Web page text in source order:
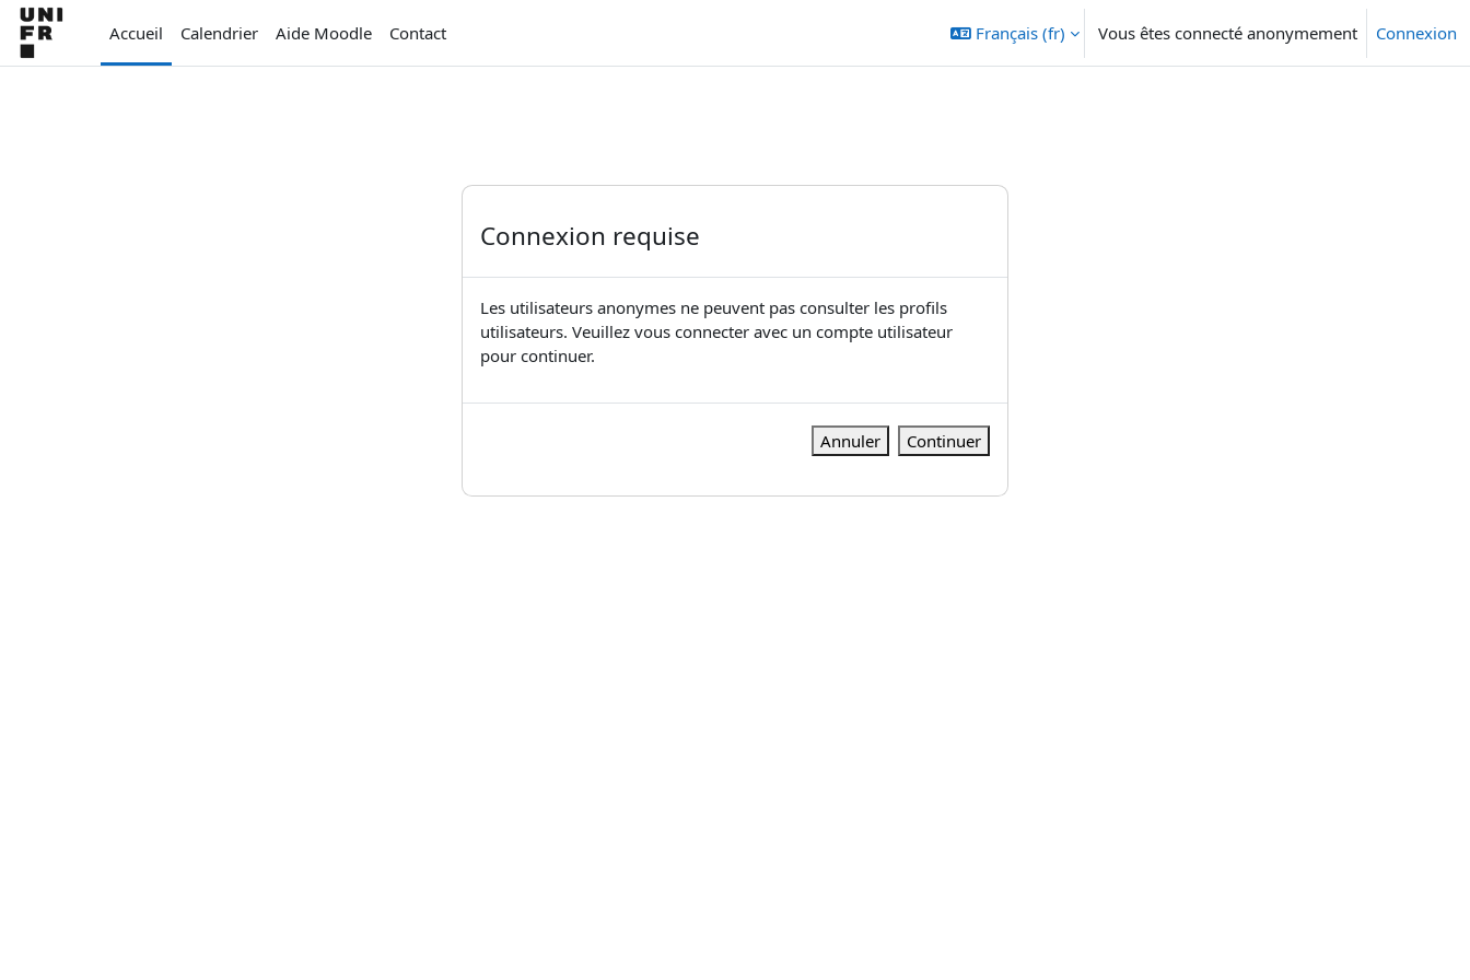
Passer au contenu principal
Accueil
Calendrier Aide Moodle Contact Français ‎(fr)‎ Vous êtes connecté anonymement Connexion
Connexion requise
Les utilisateurs anonymes ne peuvent pas consulter les profils
utilisateurs. Veuillez vous connecter avec un compte utilisateur
pour continuer.
Annuler Continuer